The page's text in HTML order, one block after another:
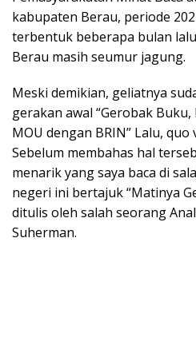
kabupaten Berau, periode
terbentuk beberapa bulan
Berau masih seumur jagung.
Meski demikian, geliatnya
gerakan awal “Gerobak
MOU dengan BRIN” Lalu, quo
Sebelum membahas hal
menarik yang saya baca di
negeri ini bertajuk “Matinya
ditulis oleh salah seorang
Suherman.